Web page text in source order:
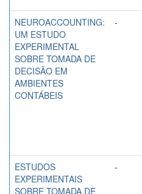
NEUROACCOUNTING:
UM ESTUDO
EXPERIMENTAL
SOBRE TOMADA DE
DECISÃO EM
AMBIENTES
CONTÁBEIS
-
ESTUDOS
EXPERIMENTAIS
SOBRE TOMADA DE
-